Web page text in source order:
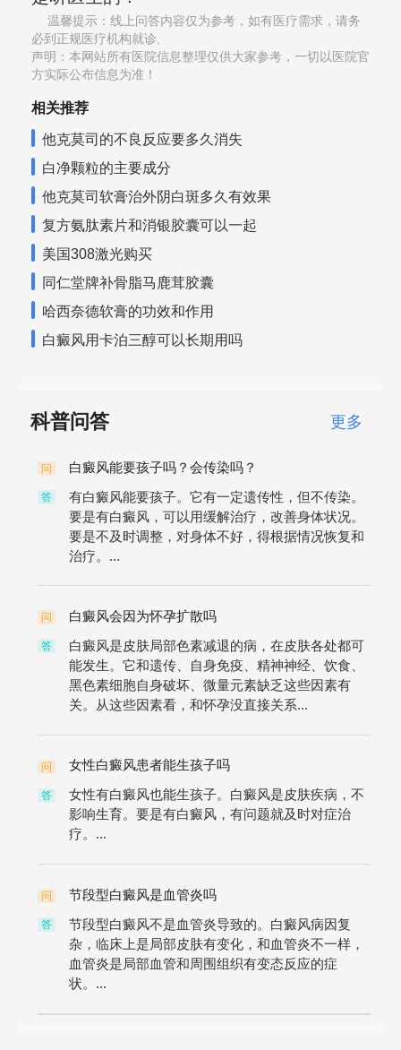
温馨提示：线上问答内容仅为参考，如有医疗需求，请务
必到正规医疗机构就诊,
声明：本网站所有医院信息整理仅供大家参考，一切以医院官
方实际公布信息为准！
相关推荐
他克莫司的不良反应要多久消失
白净颗粒的主要成分
他克莫司软膏治外阴白斑多久有效果
复方氨肽素片和消银胶囊可以一起
美国308激光购买
同仁堂牌补骨脂马鹿茸胶囊
哈西奈德软膏的功效和作用
白癜风用卡泊三醇可以长期用吗
科普问答 更多
问 白癜风能要孩子吗？会传染吗？
答
有白癜风能要孩子。它有一定遗传性，但不传染。
要是有白癜风，可以用缓解治疗，改善身体状况。
要是不及时调整，对身体不好，得根据情况恢复和
治疗。...
问 白癜风会因为怀孕扩散吗
答
白癜风是皮肤局部色素减退的病，在皮肤各处都可
能发生。它和遗传、自身免疫、精神神经、饮食、
黑色素细胞自身破坏、微量元素缺乏这些因素有
关。从这些因素看，和怀孕没直接关系...
问 女性白癜风患者能生孩子吗
答
女性有白癜风也能生孩子。白癜风是皮肤疾病，不
影响生育。要是有白癜风，有问题就及时对症治
疗。...
问 节段型白癜风是血管炎吗
答
节段型白癜风不是血管炎导致的。白癜风病因复
杂，临床上是局部皮肤有变化，和血管炎不一样，
血管炎是局部血管和周围组织有变态反应的症
状。...